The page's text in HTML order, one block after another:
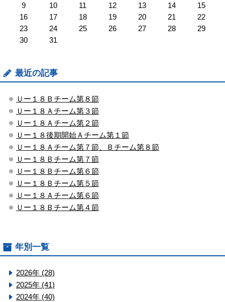
9
10 11 12 13 14
15
16
17 18 19 20 21
22
23
24 25 26 27 28
29
30
31
最近の記事
Ｕー１８Ｂチーム第８節
Ｕー１８Ａチーム第３節
Ｕー１８Ａチーム第２節
Ｕー１８後期開始Ａチーム第１節
Ｕー１８Ａチーム第７節、Ｂチーム第８節
Ｕー１８Ｂチーム第７節
Ｕー１８Ｂチーム第６節
Ｕー１８Ｂチーム第５節
Ｕー１８Ａチーム第６節
Ｕー１８Ｂチーム第４節
年別一覧
2026年 (28)
2025年 (41)
2024年 (40)